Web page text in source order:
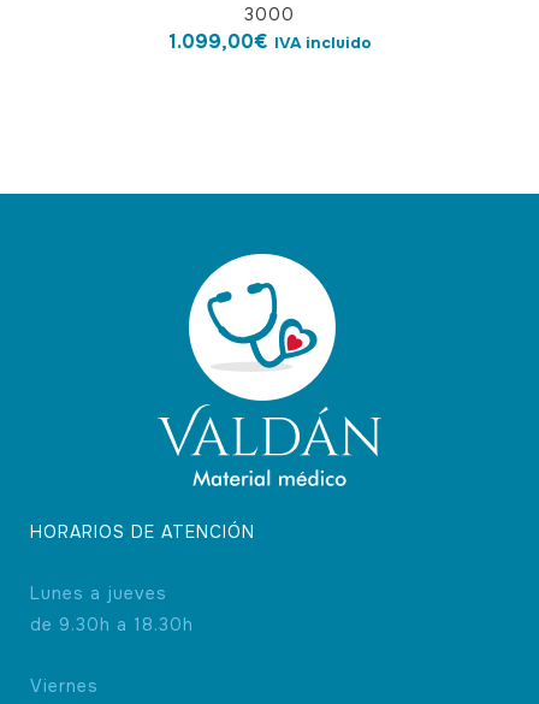
3000
1.099,00€ IVA incluido
HORARIOS DE ATENCIÓN
Lunes a jueves
de 9.30h a 18.30h
Viernes